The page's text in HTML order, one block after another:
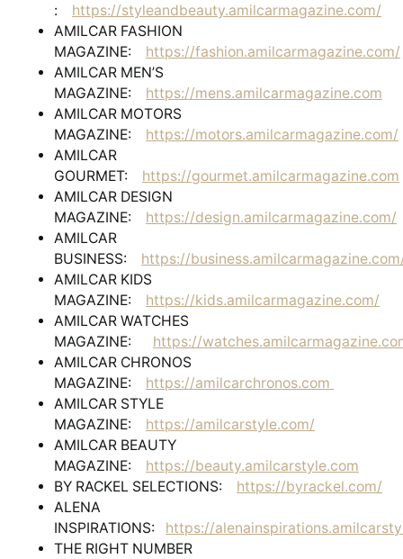
: https://styleandbeauty.amilcarmagazine.com/
AMILCAR FASHION
MAGAZINE: https://fashion.amilcarmagazine.com/
AMILCAR MEN’S
MAGAZINE: https://mens.amilcarmagazine.com
AMILCAR MOTORS
MAGAZINE: https://motors.amilcarmagazine.com/
AMILCAR
GOURMET: https://gourmet.amilcarmagazine.com
AMILCAR DESIGN
MAGAZINE: https://design.amilcarmagazine.com/
AMILCAR
BUSINESS: https://
AMILCAR KIDS
MAGAZINE: https://kids.amilcarmagazine.com/
AMILCAR WATCHES
MAGAZINE: https://
AMILCAR CHRONOS
MAGAZINE: https://amilcarchronos.com
AMILCAR STYLE
MAGAZINE: https://amilcarstyle.com/
AMILCAR BEAUTY
MAGAZINE: https://beauty.amilcarstyle.com
BY RACKEL SELECTIONS: https://byrackel.com/
ALENA
INSPIRATIONS: https://
THE RIGHT NUMBER